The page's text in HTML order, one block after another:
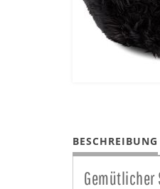
BESCHREIBUNG